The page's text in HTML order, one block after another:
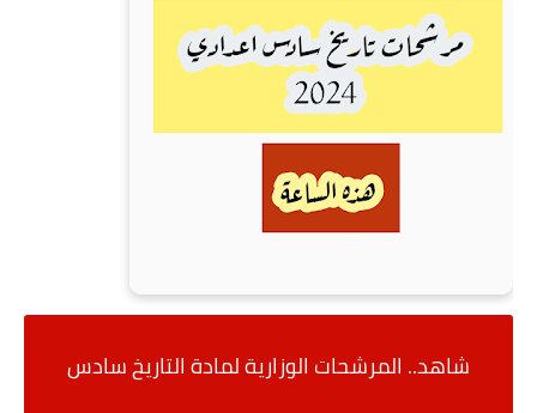
شاهد.. المرشحات الوزارية لمادة التاريخ سادس